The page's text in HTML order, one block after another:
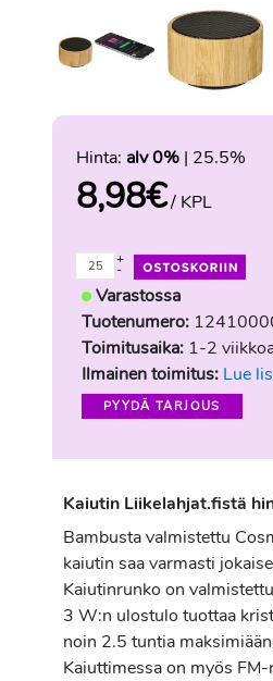
Hinta: alv 0% | 25.5%
8,98€/ KPL
-
+
Varastossa
Tuotenumero:
Toimitusaika: 1-2
Ilmainen toimitus: Lue
PYYDÄ TARJOUS
Kaiutin Liikelahjat.fistä
Bambusta valmistettu
kaiutin saa varmasti
Kaiutinrunko on
3 W:n ulostulo tuottaa
noin 2.5 tuntia
Kaiuttimessa on myös